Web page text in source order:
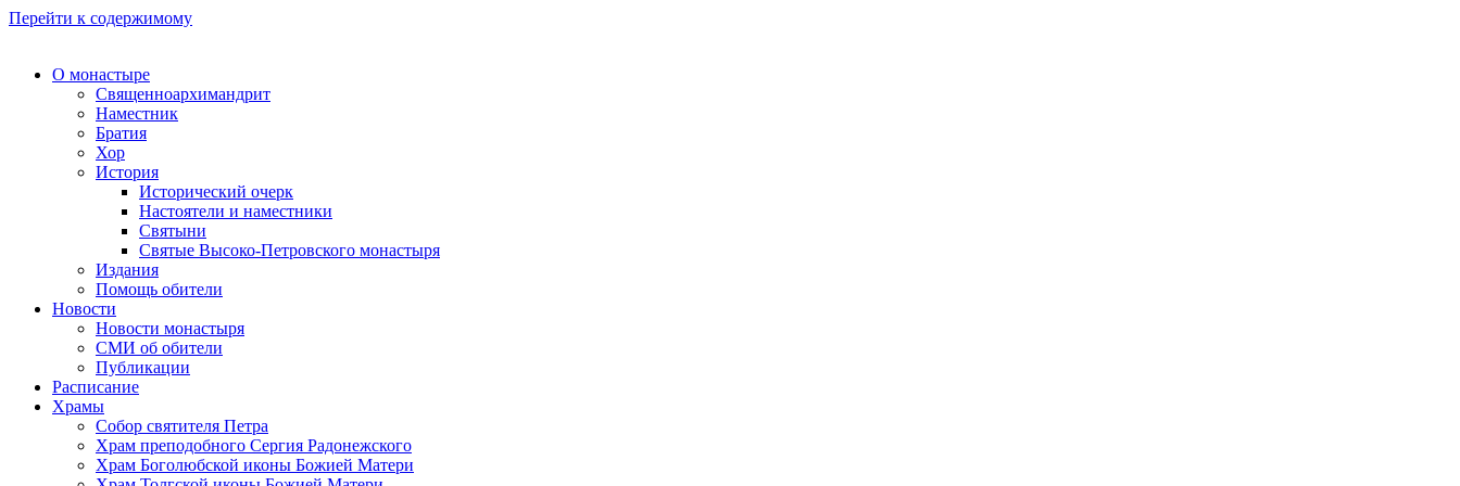
Перейти к содержимому
О монастыре
Священноархимандрит
Наместник
Братия
Хор
История
Исторический очерк
Настоятели и наместники
Святыни
Святые Высоко-Петровского монастыря
Издания
Помощь обители
Новости
Новости монастыря
СМИ об обители
Публикации
Расписание
Храмы
Собор святителя Петра
Храм преподобного Сергия Радонежского
Храм Боголюбской иконы Божией Матери